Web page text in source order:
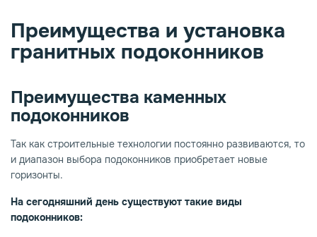
дерево
Преимущества и установка
гранитных подоконников
Преимущества каменных
подоконников
Так как строительные технологии постоянно развиваются, то
и диапазон выбора подоконников приобретает новые
горизонты.
На сегодняшний день существуют такие виды
подоконников: